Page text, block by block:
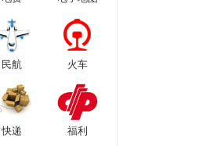
民航 火车
快递 福利